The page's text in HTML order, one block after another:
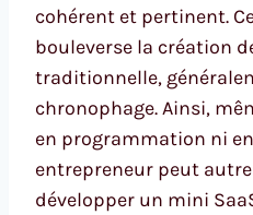
cohérent et pertinent.
bouleverse la création
traditionnelle,
chronophage. Ainsi,
en programmation ni
entrepreneur peut
développer un mini